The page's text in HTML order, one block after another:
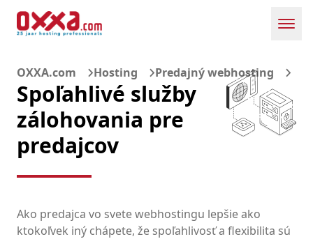
OXXA.com Hosting Predajný webhosting
Spoľahlivé služby
zálohovania pre
predajcov
Ako predajca vo svete webhostingu lepšie ako
ktokoľvek iný chápete, že spoľahlivosť a flexibilita sú